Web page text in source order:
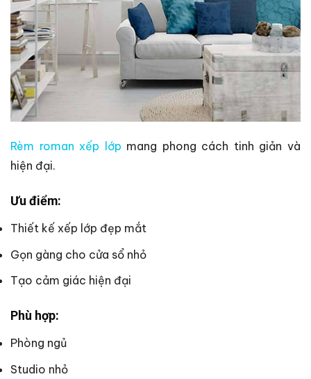
Rèm roman xếp lớp mang phong cách tinh giản và
hiện đại.
Ưu điểm:
Thiết kế xếp lớp đẹp mắt
Gọn gàng cho cửa sổ nhỏ
Tạo cảm giác hiện đại
Phù hợp:
Phòng ngủ
Studio nhỏ